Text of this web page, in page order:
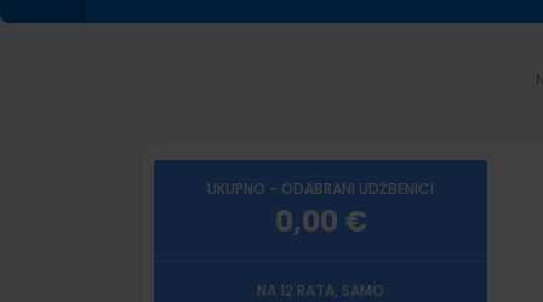
UKUPNO - ODABRANI UDŽBENICI
0,00 €
NA 12 RATA, SAMO